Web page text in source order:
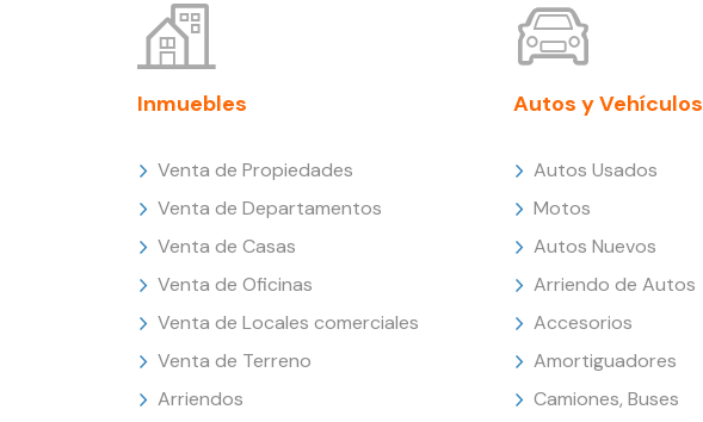
Inmuebles
Venta de Propiedades
Venta de Departamentos
Venta de Casas
Venta de Oficinas
Venta de Locales comerciales
Venta de Terreno
Arriendos
Autos y Vehículos
Autos Usados
Motos
Autos Nuevos
Arriendo de Autos
Accesorios
Amortiguadores
Camiones, Buses